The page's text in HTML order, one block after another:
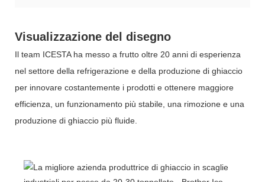
Visualizzazione del disegno
Il team ICESTA ha messo a frutto oltre 20 anni di esperienza
nel settore della refrigerazione e della produzione di ghiaccio
per innovare costantemente i prodotti e ottenere maggiore
efficienza, un funzionamento più stabile, una rimozione e una
produzione di ghiaccio più fluide.